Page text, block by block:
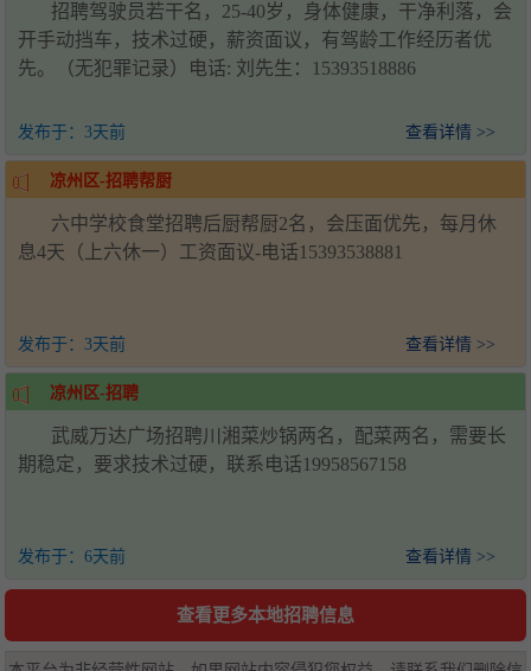
招聘驾驶员若干名，25-40岁，身体健康，干净利落，会
开手动挡车，技术过硬，薪资面议，有驾龄工作经历者优
先。（无犯罪记录）电话: 刘先生：15393518886
发布于： 3天前 查看详情 >>
凉州区-招聘帮厨
六中学校食堂招聘后厨帮厨2名，会压面优先，每月休
息4天（上六休一）工资面议-电话15393538881
发布于： 3天前 查看详情 >>
凉州区-招聘
武威万达广场招聘川湘菜炒锅两名，配菜两名，需要长
期稳定，要求技术过硬，联系电话19958567158
发布于： 6天前 查看详情 >>
查看更多本地招聘信息